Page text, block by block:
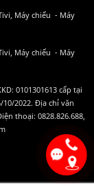
Máy chiếu - Máy
Máy chiếu - Máy
0101301613 cấp tại
10/2022. Địa chỉ văn
thoại: 0828.826.688,